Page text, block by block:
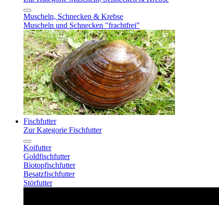
Muscheln, Schnecken & Krebse
Muscheln und Schnecken "frachtfrei"
Fischfutter
Zur Kategorie Fischfutter
Koifutter
Goldfischfutter
Biotopfischfutter
Besatzfischfutter
Störfutter